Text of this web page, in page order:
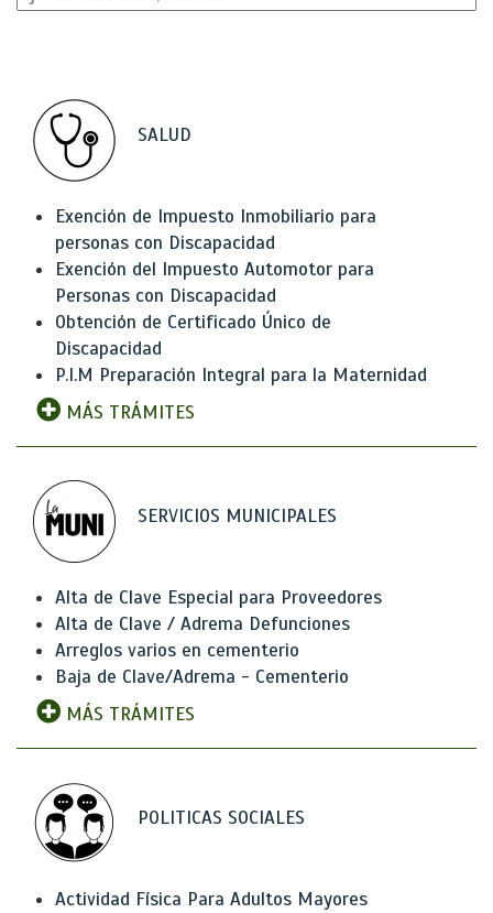
SALUD
Exención de Impuesto Inmobiliario para
personas con Discapacidad
Exención del Impuesto Automotor para
Personas con Discapacidad
Obtención de Certificado Único de
Discapacidad
P.I.M Preparación Integral para la Maternidad
MÁS TRÁMITES
SERVICIOS MUNICIPALES
Alta de Clave Especial para Proveedores
Alta de Clave / Adrema Defunciones
Arreglos varios en cementerio
Baja de Clave/Adrema - Cementerio
MÁS TRÁMITES
POLITICAS SOCIALES
Actividad Física Para Adultos Mayores